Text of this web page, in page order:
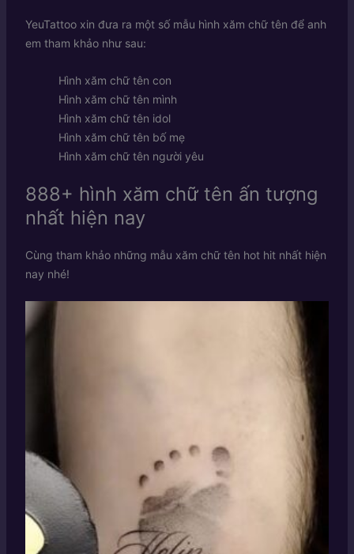
YeuTattoo xin đưa ra một số mẫu hình xăm chữ tên để anh
em tham khảo như sau:
Hình xăm chữ tên con
Hình xăm chữ tên mình
Hình xăm chữ tên idol
Hình xăm chữ tên bố mẹ
Hình xăm chữ tên người yêu
888+ hình xăm chữ tên ấn tượng
nhất hiện nay
Cùng tham khảo những mẫu xăm chữ tên hot hit nhất hiện
nay nhé!